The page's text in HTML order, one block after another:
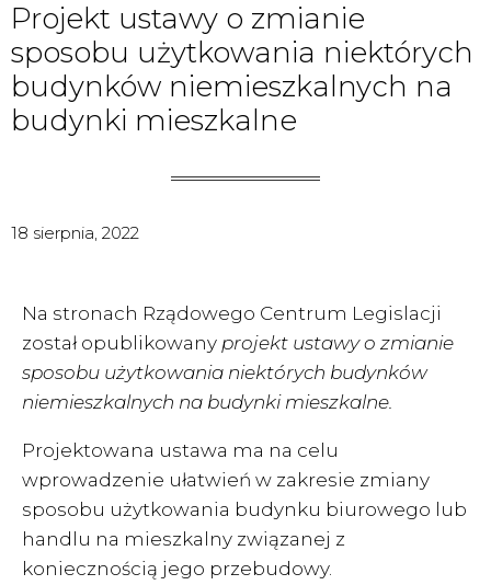
Projekt ustawy o zmianie
sposobu użytkowania niektórych
budynków niemieszkalnych na
budynki mieszkalne
18 sierpnia, 2022
Na stronach Rządowego Centrum Legislacji
został opublikowany projekt ustawy o zmianie
sposobu użytkowania niektórych budynków
niemieszkalnych na budynki mieszkalne.
Projektowana ustawa ma na celu
wprowadzenie ułatwień w zakresie zmiany
sposobu użytkowania budynku biurowego lub
handlu na mieszkalny związanej z
koniecznością jego przebudowy.